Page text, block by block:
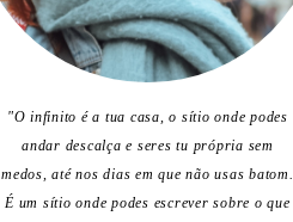
"O infinito é a tua casa, o sítio onde podes
andar descalça e seres tu própria sem
medos, até nos dias em que não usas batom.
É um sítio onde podes escrever sobre o que